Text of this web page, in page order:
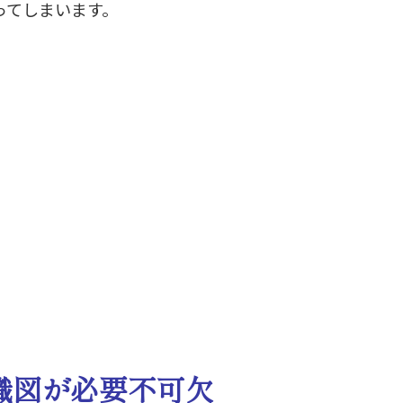
しまいます。
が必要不可欠